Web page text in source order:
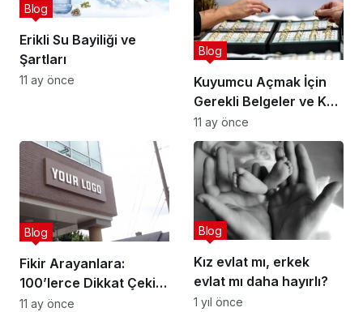
Erikli Su Bayiliği ve
Şartları
Blog
11 ay önce
Kuyumcu Açmak İçin
Gerekli Belgeler ve Kar
Marjı
Blog
11 ay önce
Fikir Arayanlara:
100’lerce Dikkat Çekici
İngilizce Dükkan
Blog
11 ay önce
Kız evlat mı, erkek
evlat mı daha hayırlı?
Blog
1 yıl önce